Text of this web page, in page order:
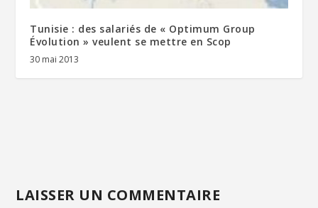
Tunisie : des salariés de « Optimum Group
Évolution » veulent se mettre en Scop
30 mai 2013
LAISSER UN COMMENTAIRE